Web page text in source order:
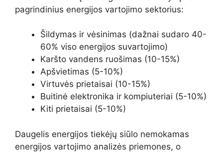
pagrindinius energijos vartojimo sektorius:
Šildymas ir vėsinimas (dažnai sudaro 40-
60% viso energijos suvartojimo)
Karšto vandens ruošimas (10-15%)
Apšvietimas (5-10%)
Virtuvės prietaisai (10-15%)
Buitinė elektronika ir kompiuteriai (5-10%)
Kiti prietaisai (5-10%)
Daugelis energijos tiekėjų siūlo nemokamas
energijos vartojimo analizės priemones, o